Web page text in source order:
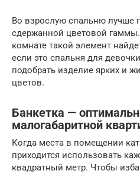
Во взрослую спальню лучше
сдержанной цветовой
комнате такой элемент
если это спальня для
подобрать изделие ярких и
цветов.
Банкетка —
малогабаритной
Когда места в помещении
приходится использовать
квадратный метр. Чтобы